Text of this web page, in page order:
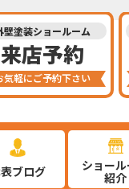
壁塗装ショールーム
来店予約
気軽にご予約下さい
ブログ
ショー
紹介